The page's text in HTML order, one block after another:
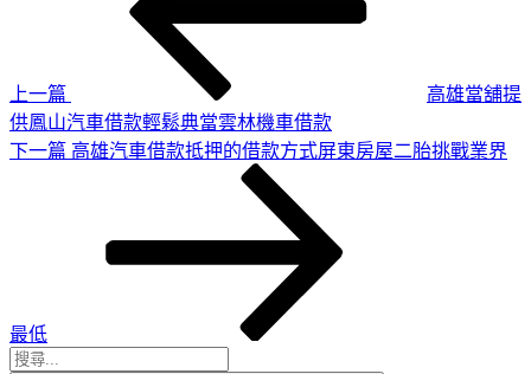
上一篇
高雄當舖提
供鳳山汽車借款輕鬆典當雲林機車借款
下
下一篇 高雄汽車借款抵押的借款方式屏東房屋二胎挑戰業界
最低
搜